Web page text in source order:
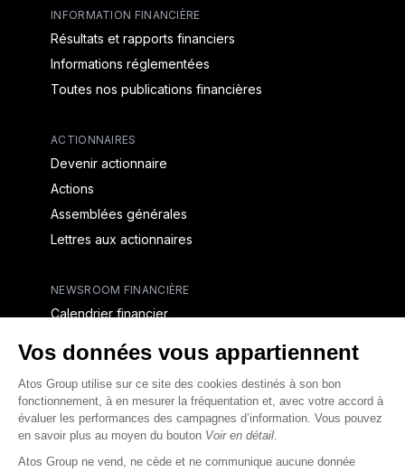
INFORMATION FINANCIÈRE
Résultats et rapports financiers
Informations réglementées
Toutes nos publications financières
ACTIONNAIRES
Devenir actionnaire
Actions
Assemblées générales
Lettres aux actionnaires
NEWSROOM FINANCIÈRE
Calendrier financier
CAPITAL & DETTE
Structure financière
Opérations financières
Couverture des analystes